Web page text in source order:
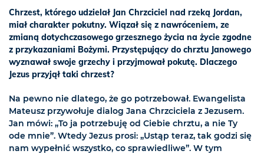
Chrzest, którego udzielał Jan Chrzciciel nad rzeką Jordan,
miał charakter pokutny. Wiązał się z nawróceniem, ze
zmianą dotychczasowego grzesznego życia na życie zgodne
z przykazaniami Bożymi. Przystępujący do chrztu Janowego
wyznawał swoje grzechy i przyjmował pokutę. Dlaczego
Jezus przyjął taki chrzest?
Na pewno nie dlatego, że go potrzebował. Ewangelista
Mateusz przywołuje dialog Jana Chrzciciela z Jezusem.
Jan mówi: „To ja potrzebuję od Ciebie chrztu, a nie Ty
ode mnie”. Wtedy Jezus prosi: „Ustąp teraz, tak godzi się
nam wypełnić wszystko, co sprawiedliwe”. W tym